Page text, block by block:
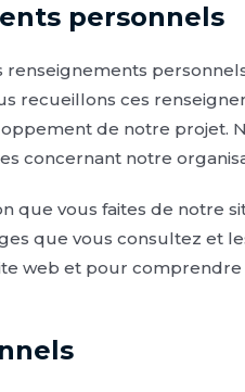
personnels
recueillons ces
de notre projet.
concernant notre
que vous faites de notre
que vous consultez et
web et pour